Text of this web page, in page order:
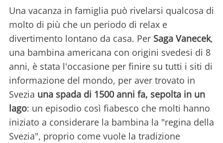
Una vacanza in famiglia può rivelarsi qualcosa di
molto di più che un periodo di relax e
divertimento lontano da casa. Per Saga Vanecek,
una bambina americana con origini svedesi di 8
anni, è stata l'occasione per finire su tutti i siti di
informazione del mondo, per aver trovato in
Svezia una spada di 1500 anni fa, sepolta in un
lago: un episodio così fiabesco che molti hanno
iniziato a considerare la bambina la "regina della
Svezia", proprio come vuole la tradizione